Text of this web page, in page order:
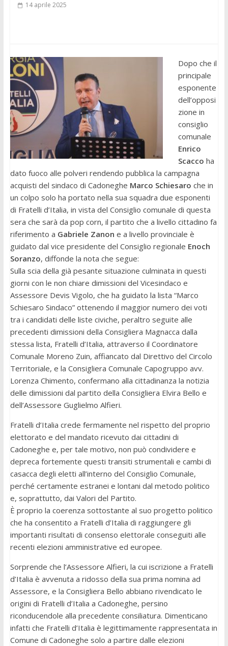
14 aprile 2025
Dopo che il
principale
esponente
dell’opposi
zione in
consiglio
comunale
Enrico
Scacco ha
dato fuoco alle polveri rendendo pubblica la campagna
acquisti del sindaco di Cadoneghe Marco Schiesaro che in
un colpo solo ha portato nella sua squadra due esponenti
di Fratelli d’Italia, in vista del Consiglio comunale di questa
sera che sarà da pop corn, il partito che a livello cittadino fa
riferimento a Gabriele Zanon e a livello provinciale è
guidato dal vice presidente del Consiglio regionale Enoch
Soranzo, diffonde la nota che segue:
Sulla scia della già pesante situazione culminata in questi
giorni con le non chiare dimissioni del Vicesindaco e
Assessore Devis Vigolo, che ha guidato la lista “Marco
Schiesaro Sindaco” ottenendo il maggior numero dei voti
tra i candidati delle liste civiche, peraltro seguite alle
precedenti dimissioni della Consigliera Magnacca dalla
stessa lista, Fratelli d’Italia, attraverso il Coordinatore
Comunale Moreno Zuin, affiancato dal Direttivo del Circolo
Territoriale, e la Consigliera Comunale Capogruppo avv.
Lorenza Chimento, confermano alla cittadinanza la notizia
delle dimissioni dal partito della Consigliera Elvira Bello e
dell’Assessore Guglielmo Alfieri.
Fratelli d’Italia crede fermamente nel rispetto del proprio
elettorato e del mandato ricevuto dai cittadini di
Cadoneghe e, per tale motivo, non può condividere e
depreca fortemente questi transiti strumentali e cambi di
casacca degli eletti all’interno del Consiglio Comunale,
perché certamente estranei e lontani dal metodo politico
e, soprattutto, dai Valori del Partito.
È proprio la coerenza sottostante al suo progetto politico
che ha consentito a Fratelli d’Italia di raggiungere gli
importanti risultati di consenso elettorale conseguiti alle
recenti elezioni amministrative ed europee.
Sorprende che l’Assessore Alfieri, la cui iscrizione a Fratelli
d’Italia è avvenuta a ridosso della sua prima nomina ad
Assessore, e la Consigliera Bello abbiano rivendicato le
origini di Fratelli d’Italia a Cadoneghe, persino
riconducendole alla precedente consiliatura. Dimenticano
infatti che Fratelli d’Italia è legittimamente rappresentata in
Comune di Cadoneghe solo a partire dalle elezioni